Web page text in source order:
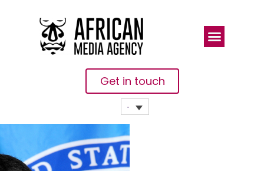
Get in touch